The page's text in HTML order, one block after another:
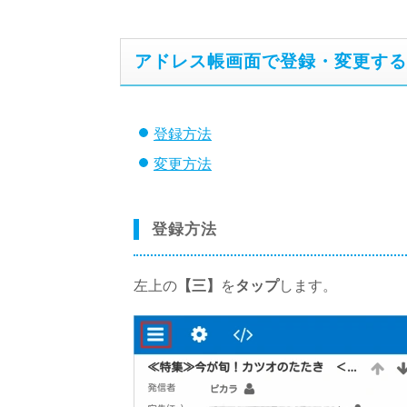
アドレス帳画面で登録・変更す
登録方法
変更方法
登録方法
左上の 【三】 を タップします。